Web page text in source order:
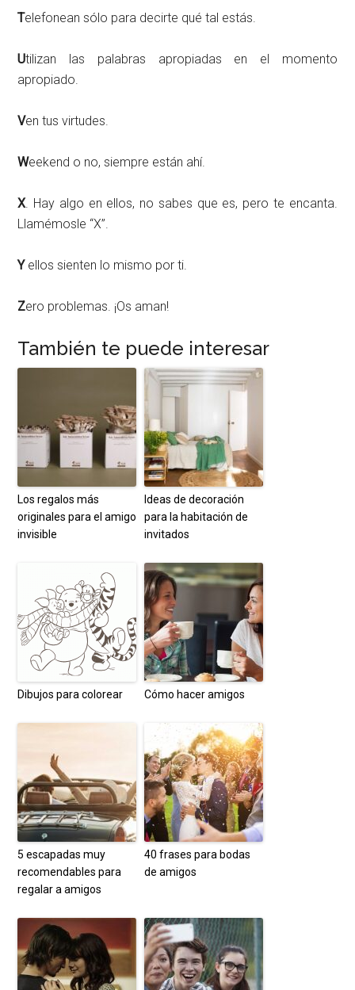
Telefonean sólo para decirte qué tal estás.
Utilizan las palabras apropiadas en el momento
apropiado.
Ven tus virtudes.
Weekend o no, siempre están ahí.
X. Hay algo en ellos, no sabes que es, pero te encanta.
Llamémosle “X”.
Yellos sienten lo mismo por ti.
Zero problemas. ¡Os aman!
También te puede interesar
Los regalos más
originales para el amigo
invisible
Ideas de decoración
para la habitación de
invitados
Dibujos para colorear Cómo hacer amigos
5 escapadas muy
recomendables para
regalar a amigos
40 frases para bodas
de amigos